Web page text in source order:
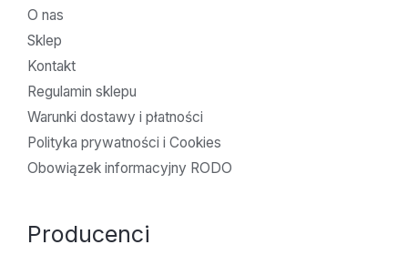
O nas
Sklep
Kontakt
Regulamin sklepu
Warunki dostawy i płatności
Polityka prywatności i Cookies
Obowiązek informacyjny RODO
Producenci